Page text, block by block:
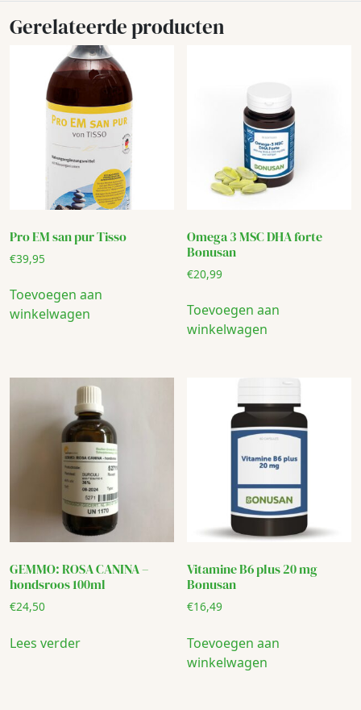
Gerelateerde producten
Pro EM san pur Tisso
€39,95
Toevoegen aan
winkelwagen
Omega 3 MSC DHA forte
Bonusan
€20,99
Toevoegen aan
winkelwagen
GEMMO: ROSA CANINA –
hondsroos 100ml
€24,50
Lees verder
Vitamine B6 plus 20 mg
Bonusan
€16,49
Toevoegen aan
winkelwagen